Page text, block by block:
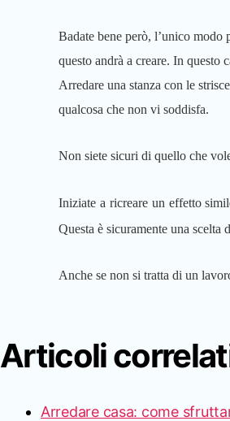
Badate bene però, l’unico modo
questo andrà a creare. In questo
Arredare una stanza con le
qualcosa che non vi soddisfa.
Non siete sicuri di quello che
Iniziate a ricreare un effetto
Questa è sicuramente una
Anche se non si tratta di un
Articoli
Arredare casa: come